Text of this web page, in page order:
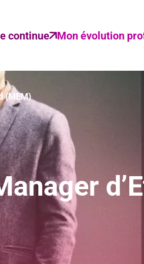
continue Mon évolution
(MEM)